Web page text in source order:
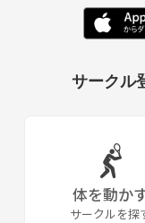
サークル
体を動か
サークルを探